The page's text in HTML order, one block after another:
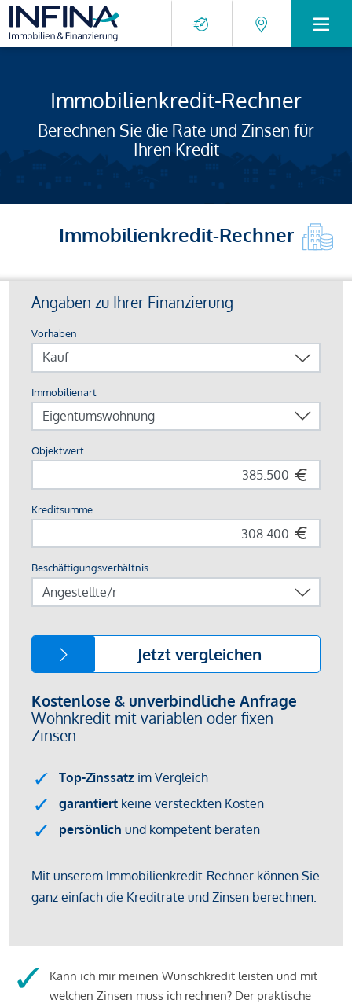
Immobilienkredit-Rechner
Berechnen Sie die Rate und Zinsen für
Ihren Kredit
Immobilienkredit-Rechner
Kann ich mir meinen Wunschkredit leisten und mit
welchen Zinsen muss ich rechnen? Der praktische